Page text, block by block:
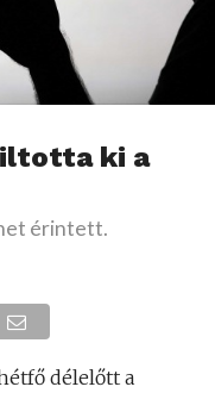
ki a
érintett.
délelőtt a